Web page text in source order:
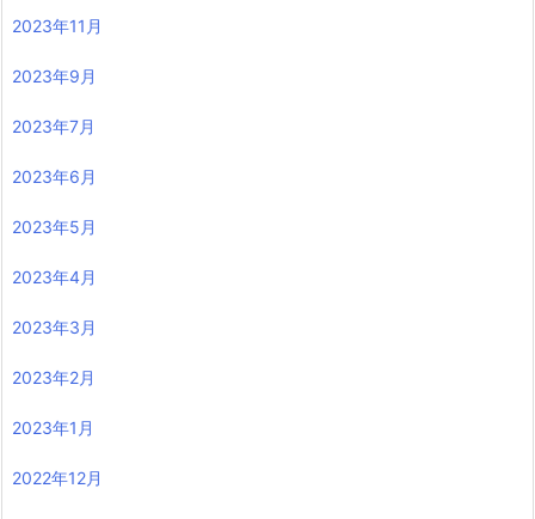
2023年11月
2023年9月
2023年7月
2023年6月
2023年5月
2023年4月
2023年3月
2023年2月
2023年1月
2022年12月